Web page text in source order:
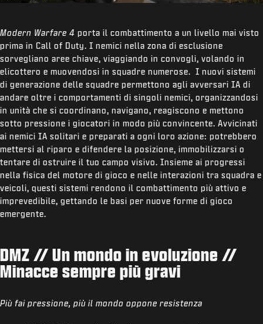
Modern Warfare 4 porta il combattimento a un livello mai visto
prima in Call of Duty. I nemici nella zona di esclusione
sorvegliano aree chiave, viaggiando in convogli, volando in
elicottero e muovendosi in squadre numerose. I nuovi sistemi
di generazione delle squadre permettono agli avversari IA di
andare oltre i comportamenti di singoli nemici, organizzandosi
in unità che si coordinano, navigano, reagiscono e mettono
sotto pressione i giocatori in modo più convincente. Avvicinati
ai nemici IA solitari e preparati a ogni loro azione: potrebbero
mettersi al riparo e difendere la posizione, immobilizzarsi o
tentare di ostruire il tuo campo visivo. Insieme ai progressi
nella fisica del motore di gioco e nelle interazioni tra squadra e
veicoli, questi sistemi rendono il combattimento più attivo e
imprevedibile, gettando le basi per nuove forme di gioco
emergente.
DMZ // Un mondo in evoluzione //
Minacce sempre più gravi
Più fai pressione, più il mondo oppone resistenza